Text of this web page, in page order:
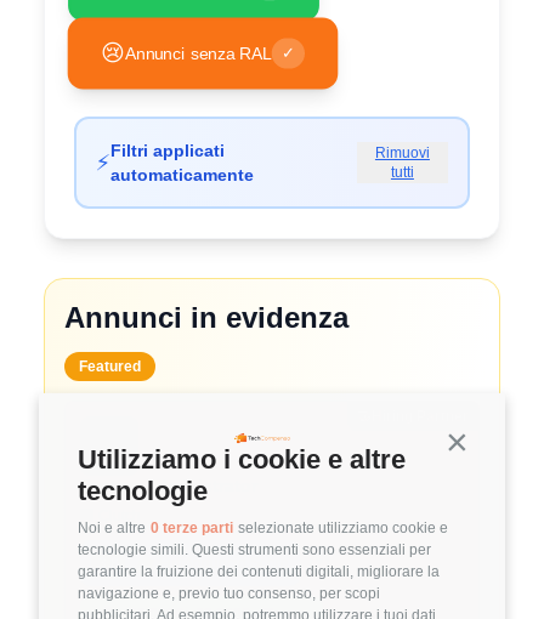
Continua
Utilizziamo i cookie e altre
tecnologie
Noi e altre 0 terze parti selezionate utilizziamo cookie e
tecnologie simili. Questi strumenti sono essenziali per
garantire la fruizione dei contenuti digitali, migliorare la
navigazione e, previo tuo consenso, per scopi
😢Annunci senza RAL ✓
⚡Filtri applicati
automaticamente
Rimuovi
tutti
Annunci in evidenza
Featured
System Administrator
3.8 FuffAnnuncio Score
💰 ~ 50.000€ - 60.000€ all'anno